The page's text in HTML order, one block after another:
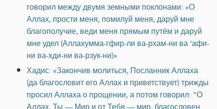
говорил между двумя земными поклонами: «О
Аллах, прости меня, помилуй меня, даруй мне
благополучие, веди меня прямым путём и даруй
мне удел (Аллахумма-гфир-ли ва-рхам-ни ва ‘афи-
ни ва-хди-ни ва-рзук-ни)»
Хадис: «Закончив молиться, Посланник Аллаха
(да благословит его Аллах и приветствует) трижды
просил Аллаха о прощении, а потом говорил: "О